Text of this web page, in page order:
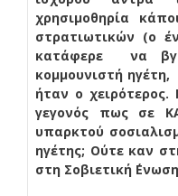
χρησιμοθηρία
στρατιωτικών (ο
κατάφερε να
κομμουνιστή
ήταν ο
γεγονός πως σε
υπαρκτού
ηγέτης; Ούτε καν
στη Σοβιετική